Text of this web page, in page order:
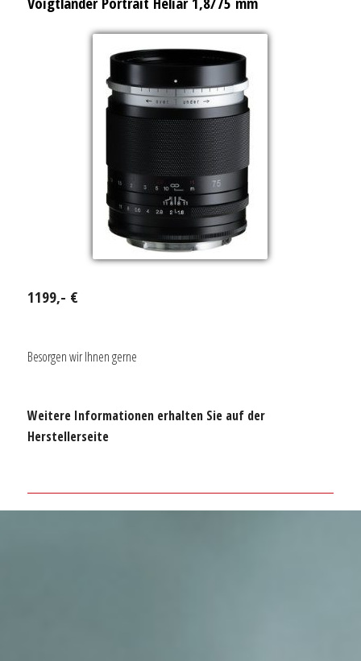
1199,- €
Besorgen wir Ihnen gerne
Weitere Informationen erhalten Sie auf der
Herstellerseite